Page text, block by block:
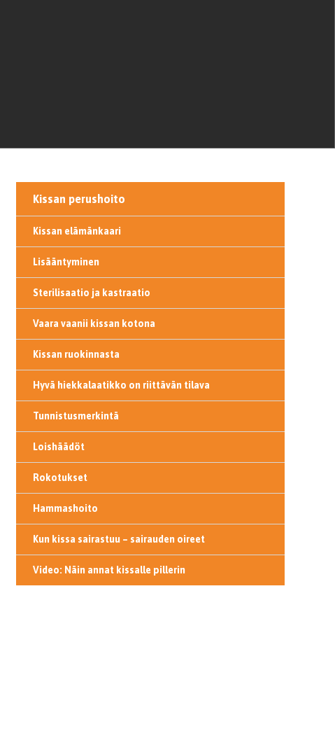
Kissan perushoito
Kissan elämänkaari
Lisääntyminen
Sterilisaatio ja kastraatio
Vaara vaanii kissan kotona
Kissan ruokinnasta
Hyvä hiekkalaatikko on riittävän tilava
Tunnistusmerkintä
Loishäädöt
Rokotukset
Hammashoito
Kun kissa sairastuu – sairauden oireet
Video: Näin annat kissalle pillerin